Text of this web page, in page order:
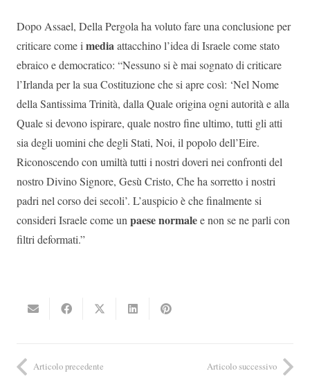
Dopo Assael, Della Pergola ha voluto fare una conclusione per
criticare come imediaattacchino l’idea di Israele come stato
ebraico e democratico: “Nessuno si è mai sognato di criticare
l’Irlanda per la sua Costituzione che si apre così: ‘Nel Nome
della Santissima Trinità, dalla Quale origina ogni autorità e alla
Quale si devono ispirare, quale nostro fine ultimo, tutti gli atti
sia degli uomini che degli Stati, Noi, il popolo dell’Eire.
Riconoscendo con umiltà tutti i nostri doveri nei confronti del
nostro Divino Signore, Gesù Cristo, Che ha sorretto i nostri
padri nel corso dei secoli’. L’auspicio è che finalmente si
consideri Israele come unpaese normalee non se ne parli con
filtri deformati.”
Articolo precedente Articolo successivo